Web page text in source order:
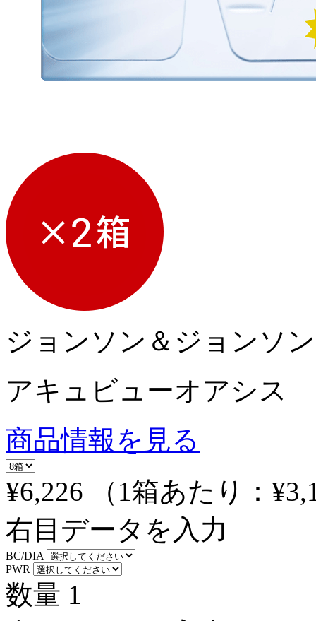
ジョンソン＆ジョンソン
アキュビューオアシス
商品情報を見る
¥6,226
（1箱あたり：
右目データを入力
BC/DIA
PWR
数量 1